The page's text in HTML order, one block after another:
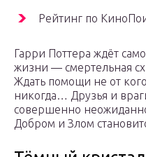
Рейтинг по
Гарри Поттера ждёт
жизни — смертельная
Ждать помощи не от
никогда… Друзья и
совершенно
Добром и Злом